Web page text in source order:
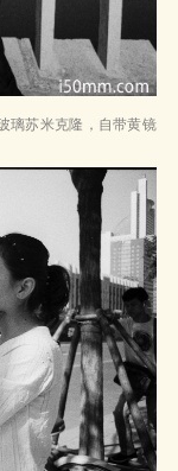
璃苏米克隆，自带黄镜